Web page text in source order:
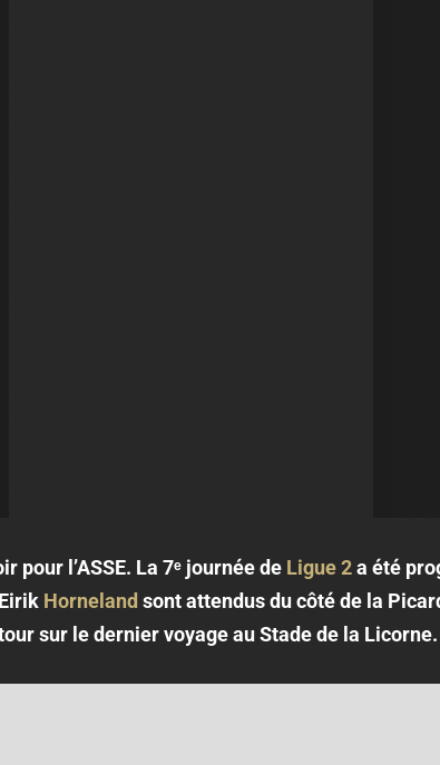
pour l’ASSE. La 7ᵉ journée de Ligue 2a été
Horneland sont attendus du côté de la
sur le dernier voyage au Stade de la Licorne.